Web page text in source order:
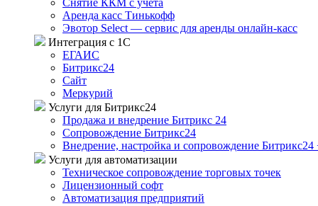
Снятие ККМ с учёта
Аренда касс Тинькофф
Эвотор Select — сервис для аренды онлайн-касс
Интеграция с 1С
ЕГАИС
Битрикс24
Сайт
Меркурий
Услуги для Битрикс24
Продажа и внедрение Битрикс 24
Сопровождение Битрикс24
Внедрение, настройка и сопровождение
Услуги для автоматизации
Техническое сопровождение торговых точек
Лицензионный софт
Автоматизация предприятий